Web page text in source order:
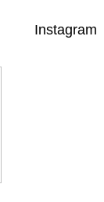
Instagram